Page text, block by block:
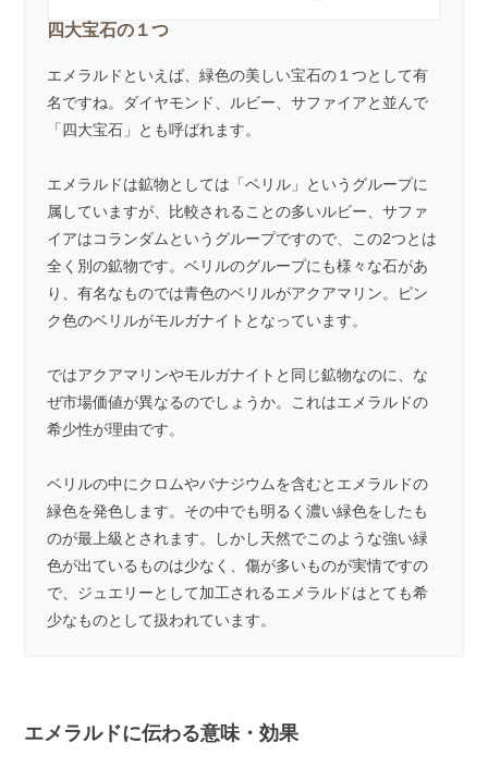
四大宝石の１つ
エメラルドといえば、緑色の美しい宝石の１つとして有
名ですね。ダイヤモンド、 ルビー 、サファイアと並んで
「四大宝石」とも呼ばれます。
エメラルドは鉱物としては「ベリル」というグループに
属していますが、比較されることの多いルビー、サファ
イアはコランダムというグループですので、この2つとは
全く別の鉱物です。ベリルのグループにも様々な石があ
り、有名なものでは青色のベリルがアクアマリン。ピン
ク色のベリルがモルガナイト となっています。
ではアクアマリンやモルガナイトと同じ鉱物なのに、な
ぜ市場価値が異なるのでしょうか。これはエメラルドの
希少性が理由です。
ベリルの中にクロムやバナジウムを含むとエメラルドの
緑色を発色します。その中でも明るく濃い緑色をしたも
のが最上級とされます。しかし天然でこのような強い緑
色が出ているものは少なく、傷が多いものが実情ですの
で、ジュエリーとして加工されるエメラルドはとても希
少なものとして扱われています。
エメラルドに伝わる意味・効果